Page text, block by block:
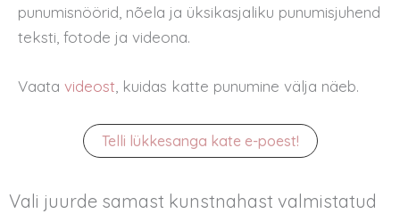
punumisnöörid, nõela ja üksikasjaliku punumisjuhend
teksti, fotode ja videona.
Vaata videost, kuidas katte punumine välja näeb.
Telli lükkesanga kate e-poest!
Vali juurde samast kunstnahast valmistatud